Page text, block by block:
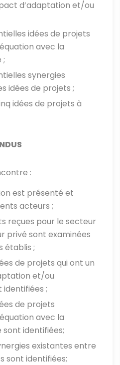
d’adaptation et/ou
idées de projets
avec la
;
synergies
idées de projets ;
idées de projets à
:
est présenté et
acteurs ;
reçues pour le secteur
privé sont examinées
établis ;
de projets qui ont un
et/ou
identifiées ;
de projets
avec la
identifiées;
existantes entre
sont identifiées;